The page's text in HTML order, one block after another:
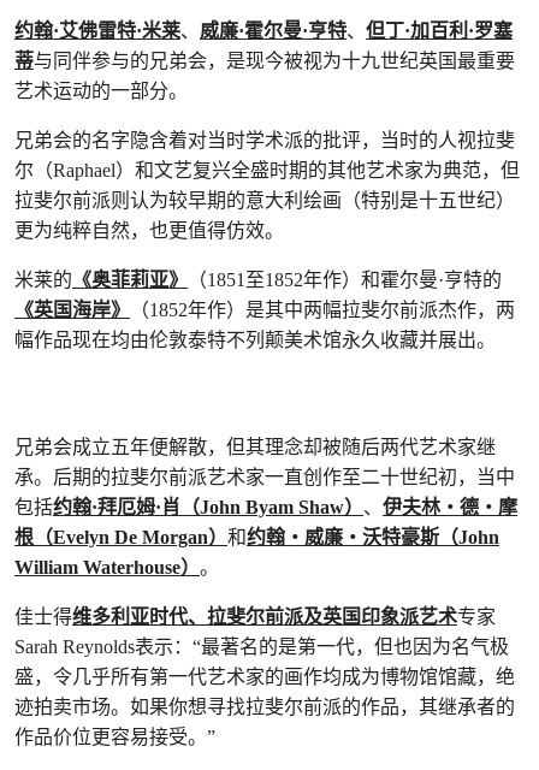
约翰·艾佛雷特·米莱、 威廉·霍尔曼·亨特、 但丁·加百利·罗塞
蒂与同伴参与的兄弟会，是现今被视为十九世纪英国最重要
艺术运动的一部分。
兄弟会的名字隐含着对当时学术派的批评，当时的人视拉斐
尔（Raphael）和文艺复兴全盛时期的其他艺术家为典范，但
拉斐尔前派则认为较早期的意大利绘画（特别是十五世纪）
更为纯粹自然，也更值得仿效。
米莱的 《奥菲莉亚》
（1851至1852年作）和霍尔曼·亨特的
《英国海岸》
（1852年作）是其中两幅拉斐尔前派杰作，两
幅作品现在均由伦敦泰特不列颠美术馆永久收藏并展出。
兄弟会成立五年便解散，但其理念却被随后两代艺术家继
承。后期的拉斐尔前派艺术家一直创作至二十世纪初，当中
包括约翰·拜厄姆·肖（John Byam Shaw） 、 伊夫林‧德‧摩
根（Evelyn De Morgan） 和约翰‧威廉‧沃特豪斯（John
William Waterhouse） 。
佳士得维多利亚时代、拉斐尔前派及英国印象派艺术专家
Sarah Reynolds表示：“最著名的是第一代，但也因为名气极
盛，令几乎所有第一代艺术家的画作均成为博物馆馆藏，绝
迹拍卖市场。如果你想寻找拉斐尔前派的作品，其继承者的
作品价位更容易接受。”